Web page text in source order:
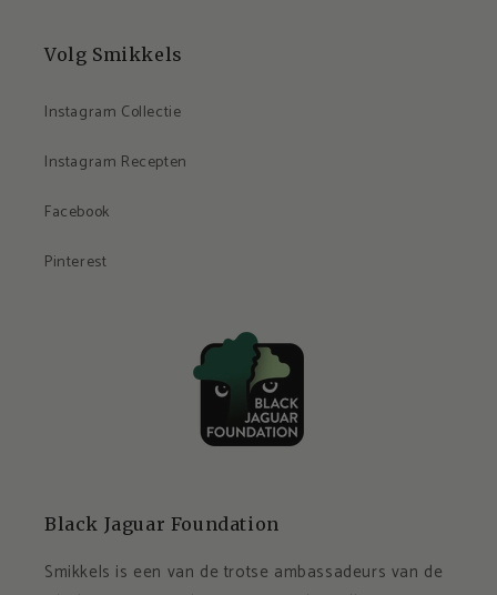
Volg Smikkels
Instagram Collectie
Instagram Recepten
Facebook
Pinterest
Black Jaguar Foundation
Smikkels is een van de trotse ambassadeurs van de